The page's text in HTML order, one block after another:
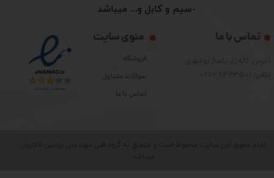
-سیم و کابل و... میباشد
منوی سایت
فروشگاه
سوالات متداول
تماس با ما
تماس با ما